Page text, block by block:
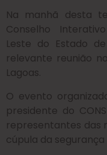
Na manhã desta
Conselho
Leste do Estado
relevante reunião
Lagoas.
O evento
presidente do
representantes das
cúpula da